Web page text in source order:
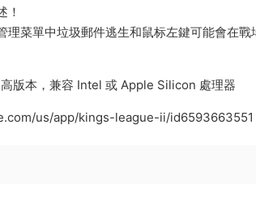
！
理菜單中垃圾郵件逃生和鼠标左鍵可能會在戰
版本，兼容 Intel 或 Apple Silicon 處理器
us/app/kings-league-ii/id6593663551